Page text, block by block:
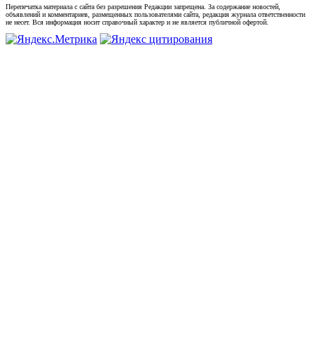
Перепечатка материала с сайта без разрешения Редакции запрещена. За содержание новостей,
объявлений и комментариев, размещенных пользователями сайта, редакция журнала ответственности
не несет. Вся информация носит справочный характер и не является публичной офертой.